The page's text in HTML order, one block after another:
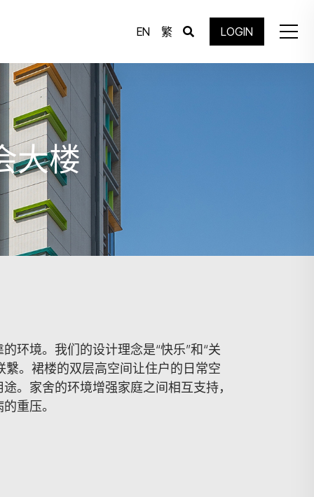
EN 繁 LOGIN
大楼
环境。我们的设计理念是“快乐”和“关
繫。裙楼的双层高空间让住户的日常空
。家舍的环境增强家庭之间相互支持，
重压。